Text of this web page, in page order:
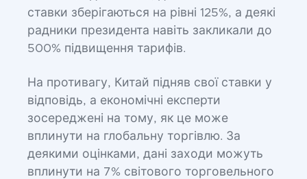
ставки зберігаються на рівні 125%, а деякі
радники президента навіть закликали до
500% підвищення тарифів.
На противагу, Китай підняв свої ставки у
відповідь, а економічні експерти
зосереджені на тому, як це може
вплинути на глобальну торгівлю. За
деякими оцінками, дані заходи можуть
вплинути на 7% світового торговельного